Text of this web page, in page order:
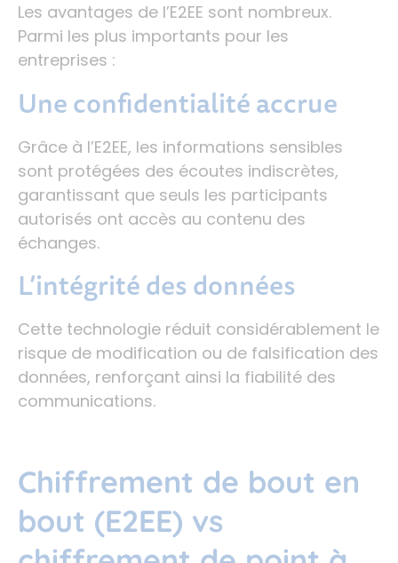
Les avantages de l’E2EE sont nombreux.
Parmi les plus importants pour les
entreprises :
Une confidentialité accrue
Grâce à l’E2EE, les informations sensibles
sont protégées des écoutes indiscrètes,
garantissant que seuls les participants
autorisés ont accès au contenu des
échanges.
L’intégrité des données
Cette technologie réduit considérablement le
risque de modification ou de falsification des
données, renforçant ainsi la fiabilité des
communications.
Chiffrement de bout en
bout (E2EE) vs